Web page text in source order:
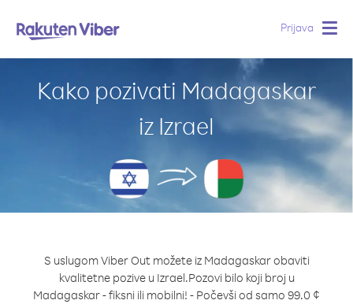
Prijava
Kako pozivati Madagaskar
iz Izrael
S uslugom Viber Out možete iz Madagaskar obaviti
kvalitetne pozive u Izrael.Pozovi bilo koji broj u
Madagaskar - fiksni ili mobilni! - Počevši od samo 99.0 ¢